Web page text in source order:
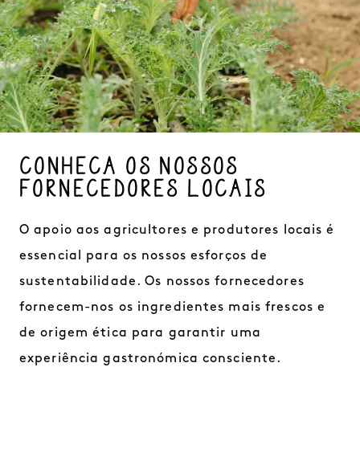
CONHEÇA OS NOSSOS
FORNECEDORES LOCAIS
O apoio aos agricultores e produtores locais é
essencial para os nossos esforços de
sustentabilidade. Os nossos fornecedores
fornecem-nos os ingredientes mais frescos e
de origem ética para garantir uma
experiência gastronómica consciente.